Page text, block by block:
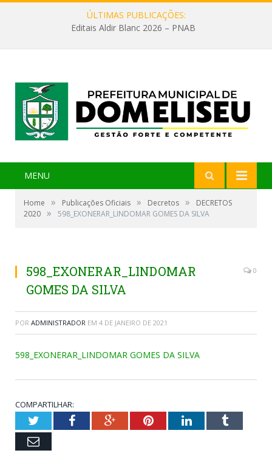
ÚLTIMAS PUBLICAÇÕES:
Editais Aldir Blanc 2026 – PNAB
MENU
Home » Publicações Oficiais » Decretos »
DECRETOS
2020 » 598_EXONERAR_LINDOMAR GOMES DA SILVA
598_EXONERAR_LINDOMAR
GOMES DA SILVA
0
POR ADMINISTRADOR EM 4 DE JANEIRO DE 2021
598_EXONERAR_LINDOMAR GOMES DA SILVA
COMPARTILHAR:
TwitterFacebookGoogle+PinterestLinkedInTumblr
Email